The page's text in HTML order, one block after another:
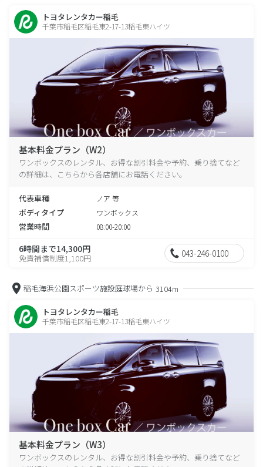
トヨタレンタカー稲毛
千葉市稲毛区稲毛東2-17-13稲毛東ハイツ
基本料金プラン（W2）
ワンボックスのレンタル、お得な割引料金や予約、乗り捨てなど
の詳細は、こちらから各店舗にお電話ください。
代表車種 ノア 等
ボディタイプ ワンボックス
営業時間 08:00-20:00
6時間まで14,300円
免責補償制度1,100円 043-246-0100
稲毛海浜公園スポーツ施設庭球場から 3104m
トヨタレンタカー稲毛
千葉市稲毛区稲毛東2-17-13稲毛東ハイツ
基本料金プラン（W3）
ワンボックスのレンタル、お得な割引料金や予約、乗り捨てなど